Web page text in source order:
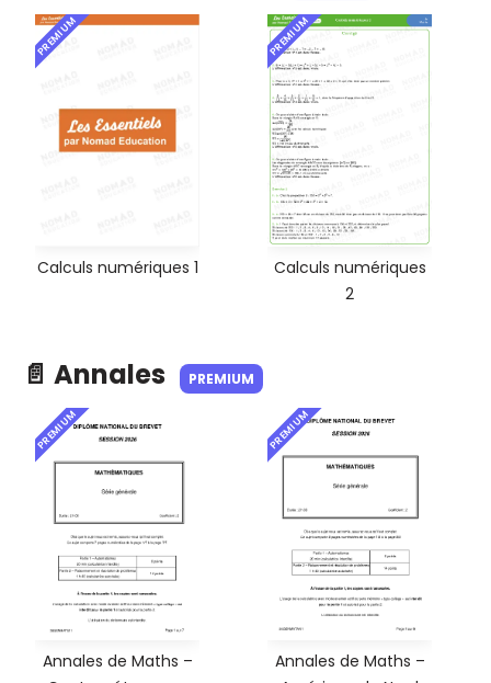
PREMIUM
Calculs numériques 1
PREMIUM
Calculs numériques
2
📄 Annales PREMIUM
PREMIUM
Annales de Maths –
PREMIUM
Annales de Maths –